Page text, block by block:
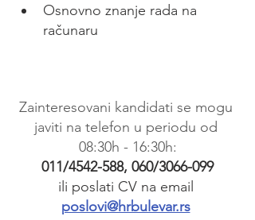
Osnovno znanje rada na
računaru
Zainteresovani kandidati se mogu
javiti na telefon u periodu od
08:30h - 16:30h:
011/4542-588, 060/3066-099
ili poslati CV na email
poslovi@hrbulevar.rs